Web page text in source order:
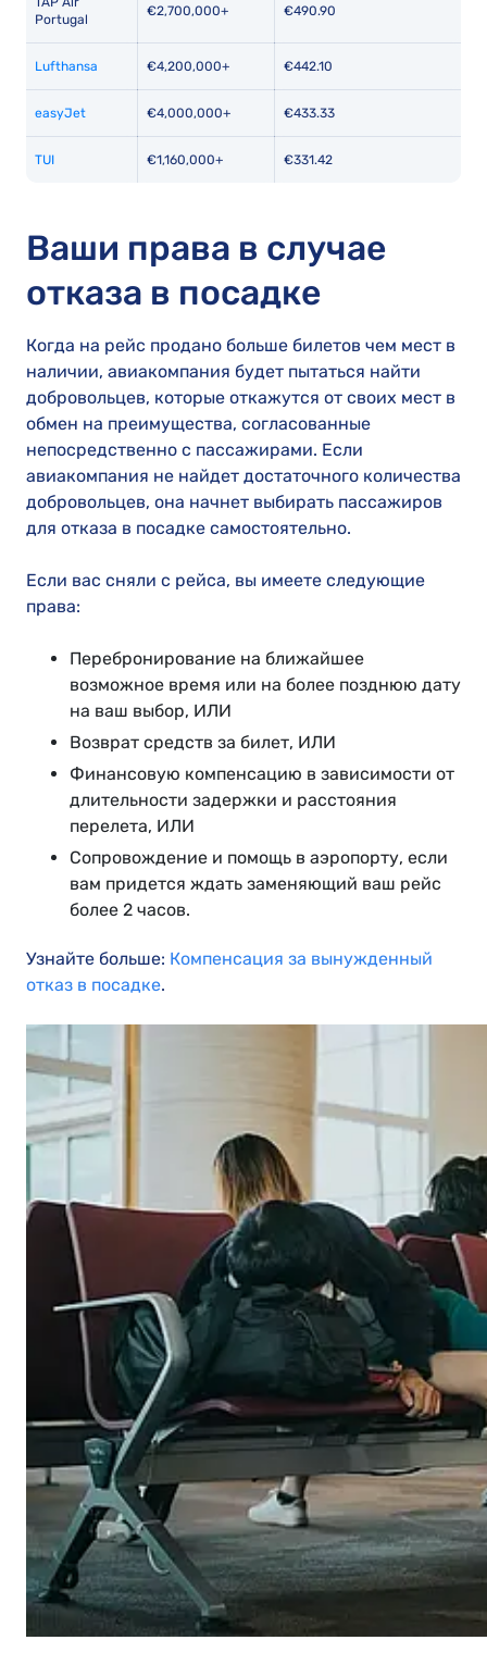
Portugal
€2,700,000+ €490.90
Lufthansa €4,200,000+ €442.10
easyJet €4,000,000+ €433.33
TUI €1,160,000+ €331.42
Ваши права в случае
отказа в посадке
Когда на рейс продано больше билетов чем мест в
наличии, авиакомпания будет пытаться найти
добровольцев, которые откажутся от своих мест в
обмен на преимущества, согласованные
непосредственно с пассажирами. Если
авиакомпания не найдет достаточного количества
добровольцев, она начнет выбирать пассажиров
для отказа в посадке самостоятельно.
Если вас сняли с рейса, вы имеете следующие
права:
Перебронирование на ближайшее
возможное время или на более позднюю дату
на ваш выбор, ИЛИ
Возврат средств за билет, ИЛИ
Финансовую компенсацию в зависимости от
длительности задержки и расстояния
перелета, ИЛИ
Сопровождение и помощь в аэропорту, если
вам придется ждать заменяющий ваш рейс
более 2 часов.
Узнайте больше: Компенсация за вынужденный
отказ в посадке.